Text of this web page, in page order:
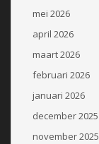
mei 2026
april 2026
maart 2026
februari 2026
januari 2026
december 2025
november 2025